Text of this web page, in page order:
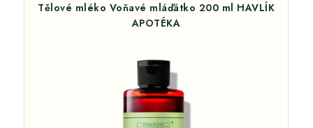
Tělové mléko Voňavé mláďátko 200 ml HAVLÍK
APOTÉKA